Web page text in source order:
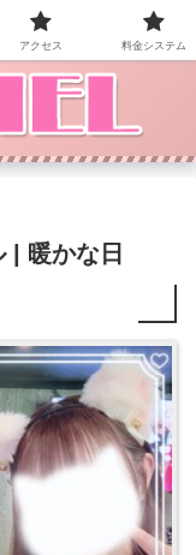
ます。
| 暖かな日
アクセス 料金システム